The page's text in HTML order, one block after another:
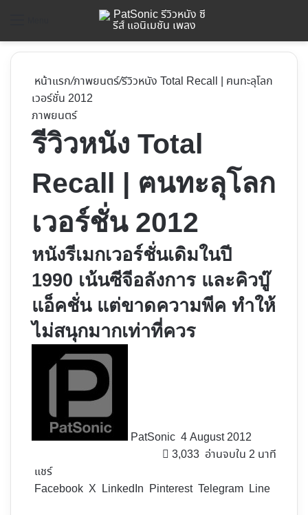
หน้าแรก/ภาพยนตร์/รีวิวหนัง Total Recall | ฅนทะลุโลก
เวอร์ชั่น 2012
ภาพยนตร์
รีวิวหนัง Total
Recall | ฅนทะลุโลก
เวอร์ชั่น 2012
หนังรีเมกเวอร์ชั่นเดิมในปี
1990 เน้นซีจีอลังการ และคิวบู๊
แอ็คชั่น แต่ขาดความพีค ทำให้
ไม่สนุกมากเท่าที่ควร
PatSonic 4 August 2012
3,033 อ่านจบใน 2 นาที
แชร์
Facebook X LinkedIn Pinterest Telegram Line